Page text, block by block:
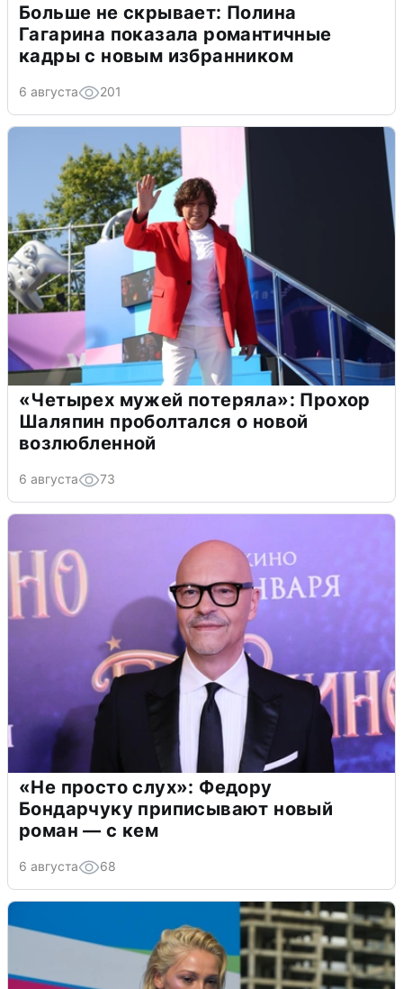
Больше не скрывает: Полина
Гагарина показала романтичные
кадры с новым избранником
6 августа 201
«Четырех мужей потеряла»: Прохор
Шаляпин проболтался о новой
возлюбленной
6 августа 73
«Не просто слух»: Федору
Бондарчуку приписывают новый
роман — с кем
6 августа 68